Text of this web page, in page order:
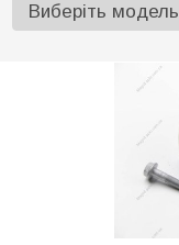
Виберіть модель